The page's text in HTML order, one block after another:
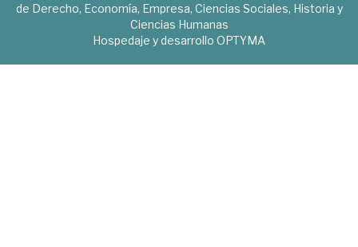
de Derecho, Economía, Empresa, Ciencias Sociales, Historia y
Ciencias Humanas
Hospedaje y desarrollo OPTYMA